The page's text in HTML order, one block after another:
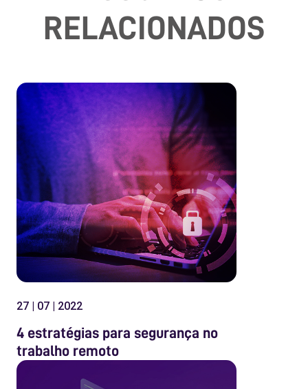
RELACIONADOS
27 | 07 | 2022
4 estratégias para segurança no
trabalho remoto